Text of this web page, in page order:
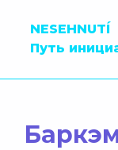
NESEHNUTÍ
Путь